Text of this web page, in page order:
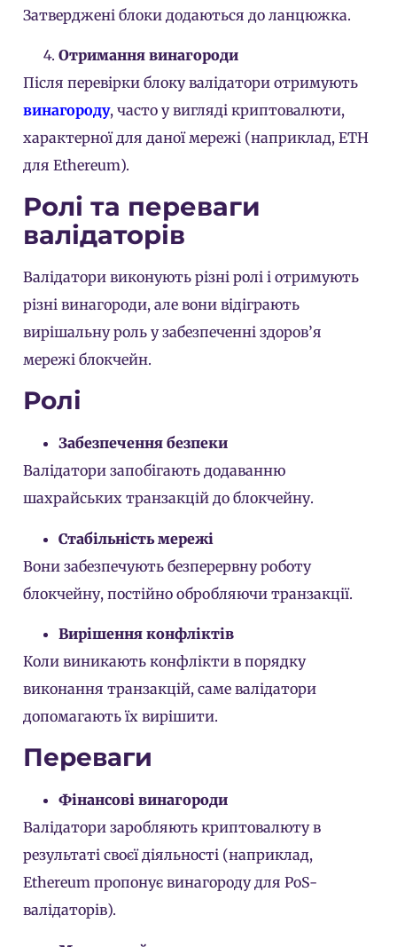
Затверджені блоки додаються до ланцюжка.
Отримання винагороди
Після перевірки блоку валідатори отримують
винагороду, часто у вигляді криптовалюти,
характерної для даної мережі (наприклад, ETH
для Ethereum).
Ролі та переваги
валідаторів
Валідатори виконують різні ролі і отримують
різні винагороди, але вони відіграють
вирішальну роль у забезпеченні здоров’я
мережі блокчейн.
Ролі
Забезпечення безпеки
Валідатори запобігають додаванню
шахрайських транзакцій до блокчейну.
Стабільність мережі
Вони забезпечують безперервну роботу
блокчейну, постійно обробляючи транзакції.
Вирішення конфліктів
Коли виникають конфлікти в порядку
виконання транзакцій, саме валідатори
допомагають їх вирішити.
Переваги
Фінансові винагороди
Валідатори заробляють криптовалюту в
результаті своєї діяльності (наприклад,
Ethereum пропонує винагороду для PoS-
валідаторів).